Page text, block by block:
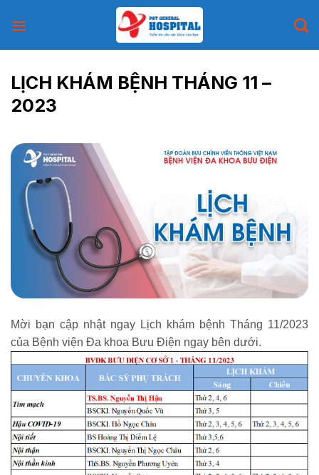
LỊCH KHÁM BỆNH THÁNG 11 –
2023
Mời bạn cập nhật ngay Lịch khám bệnh Tháng 11/2023
của Bệnh viện Đa khoa Bưu Điện ngay bên dưới.